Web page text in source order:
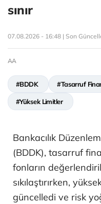
sınır
07.08.2026 - 16:48 | Son
AA
#BDDK #Tasarruf
#Yüksek Limitler
Bankacılık
(BDDK), tasarruf
fonların
sıkılaştırırken,
güncelledi ve risk